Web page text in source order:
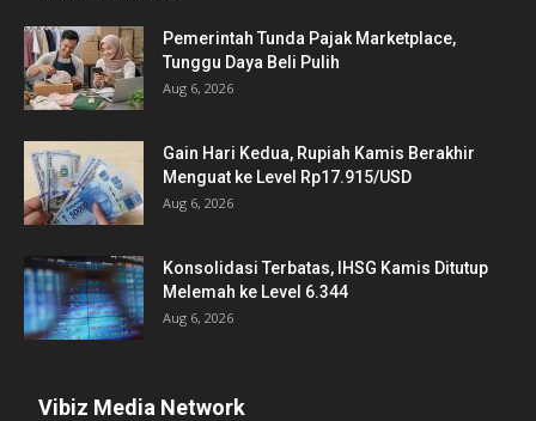
Pemerintah Tunda Pajak Marketplace,
Tunggu Daya Beli Pulih
Aug 6, 2026
Gain Hari Kedua, Rupiah Kamis Berakhir
Menguat ke Level Rp17.915/USD
Aug 6, 2026
Konsolidasi Terbatas, IHSG Kamis Ditutup
Melemah ke Level 6.344
Aug 6, 2026
Vibiz Media Network